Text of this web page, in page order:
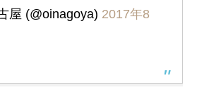
屋 (@oinagoya) 2017年8